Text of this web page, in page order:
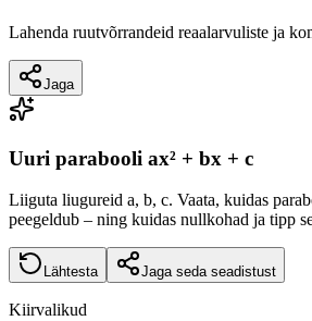
Lahenda ruutvõrrandeid reaalarvuliste ja
Jaga
Uuri parabooli ax² + bx + c
Liiguta liugureid a, b, c. Vaata, kuidas
peegeldub – ning kuidas nullkohad ja tipp
Lähtesta Jaga seda seadistust
Kiirvalikud